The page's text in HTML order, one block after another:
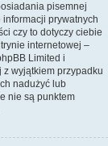
pisemnej
prywatnych
czy to dotyczy ciebie
internetowej –
Limited i
z wyjątkiem przypadku
nadużyć lub
nie są punktem